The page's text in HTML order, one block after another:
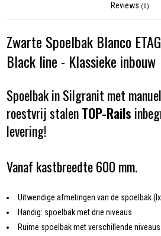
Reviews (0)
Zwarte Spoelbak Blanco
Black line - Klassieke inbouw
Spoelbak in Silgranit met
roestvrij stalenTOP-Rails
levering!
Vanaf kastbreedte 600 mm.
Uitwendige afmetingen van de spoelbak
Handig: spoelbak met drie niveaus
Ruime spoelbak met verschillende